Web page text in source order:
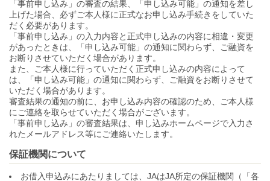
「事前申し込み」の審査の結果、「申し込み可能」の通知を差し
上げた場合、必ずご本人様に正式なお申し込み手続きをしていた
だく必要があります。
「事前申し込み」の入力内容と正式申し込みの内容に相違・変更
があったときは、「申し込み可能」の通知に関わらず、ご融資を
お断りさせていただく場合があります。
また、ご本人様に行っていただく正式申し込みの内容によって
は、「申し込み可能」の通知に関わらず、ご融資をお断りさせて
いただく場合があります。
審査結果の通知の前に、お申し込み内容の確認のため、ご本人様
にご連絡を取らせていただく場合がございます。
「事前申し込み」の審査結果は、申し込みホームページで入力さ
れたメールアドレス等にご連絡いたします。
保証機関について
お借入申込みにあたりましては、JAはJA所定の保証機関（「各